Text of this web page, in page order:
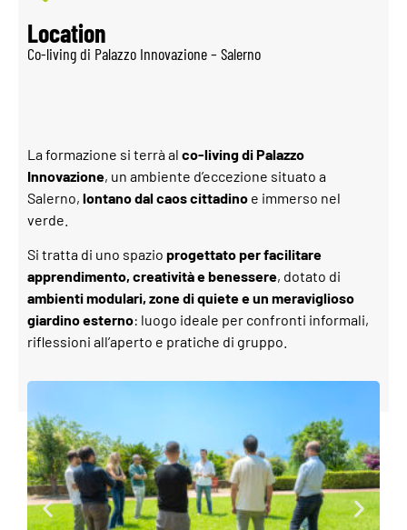
Location
Co-living di Palazzo Innovazione – Salerno
La formazione si terrà al co-living di Palazzo
Innovazione, un ambiente d’eccezione situato a
Salerno, lontano dal caos cittadino e immerso nel
verde.
Si tratta di uno spazio progettato per facilitare
apprendimento, creatività e benessere, dotato di
ambienti modulari, zone di quiete e un meraviglioso
giardino esterno: luogo ideale per confronti informali,
riflessioni all’aperto e pratiche di gruppo.